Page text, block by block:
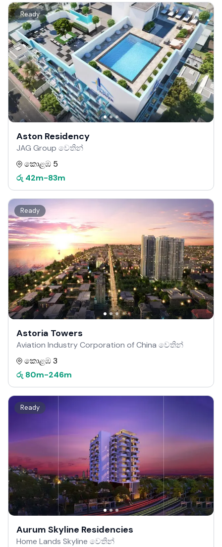
Ready
Aston Residency
JAG Group වෙතින්
කොළඹ 5
රු 42m-83m
Ready
Astoria Towers
Aviation Industry Corporation of China වෙතින්
කොළඹ 3
රු 80m-246m
Ready
Aurum Skyline Residencies
Home Lands Skyline වෙතින්